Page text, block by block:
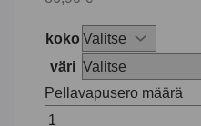
koko
väri
Pellavapusero määrä